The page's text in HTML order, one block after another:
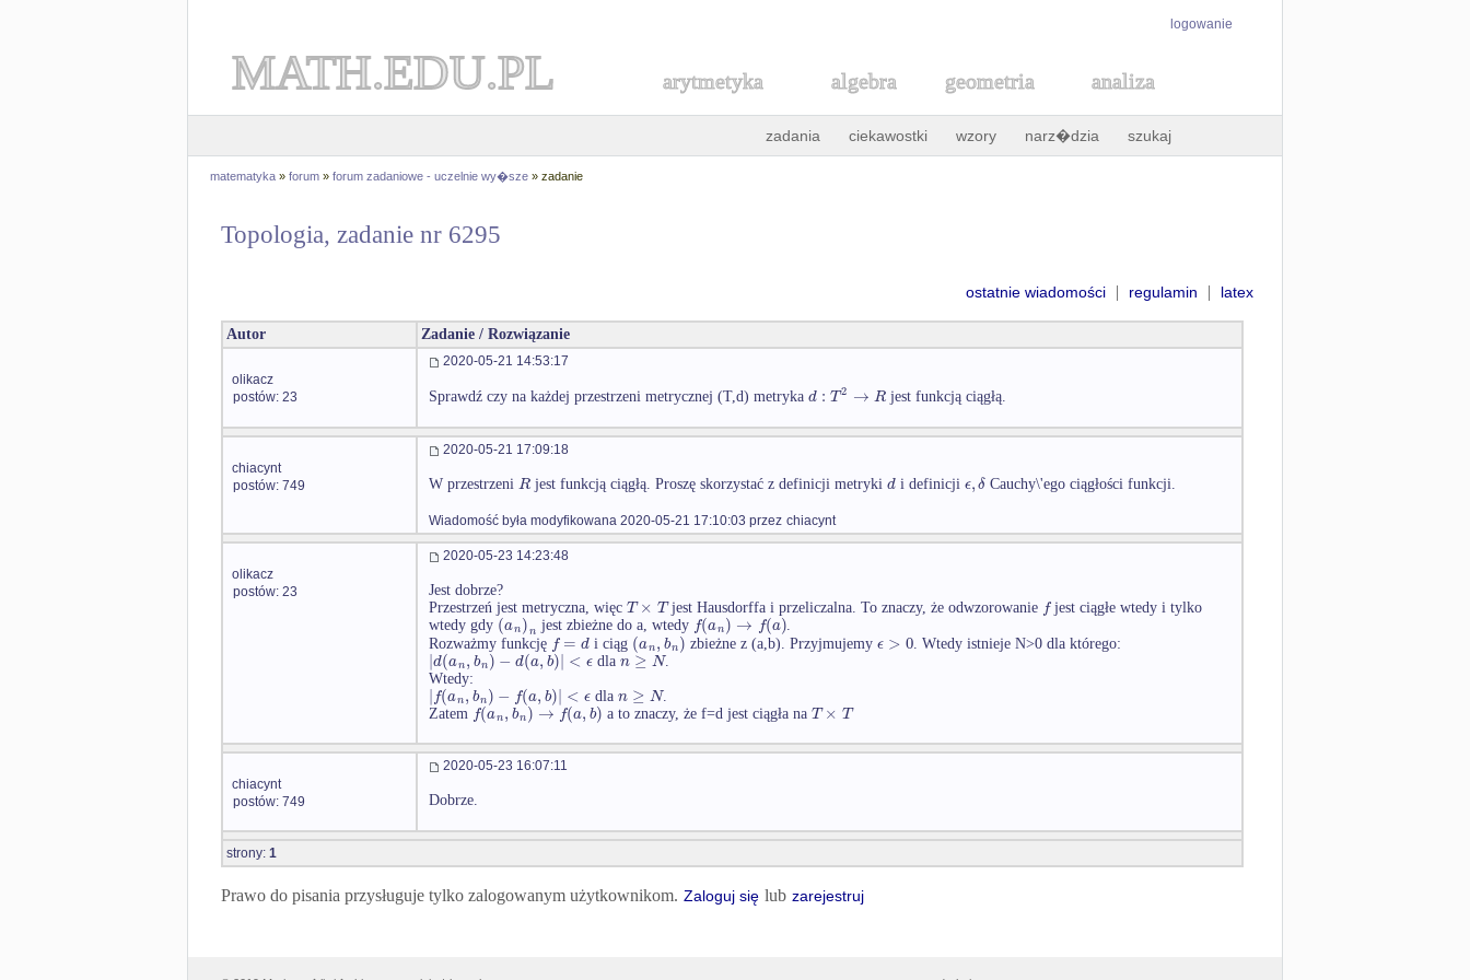
logowanie
MATH.EDU.PL arytmetyka algebra geometria analiza
zadania ciekawostki wzory narz�dzia szukaj
matematyka » forum » forum zadaniowe - uczelnie wy�sze » zadanie
Topologia, zadanie nr 6295
ostatnie wiadomości | regulamin | latex
Autor Zadanie / Rozwiązanie
olikacz
postów: 23
2020-05-21 14:53:17
Sprawdź czy na każdej przestrzeni metrycznej (T,d) metryka d : T2 → R jest funkcją ciągłą.
chiacynt
postów: 749
2020-05-21 17:09:18
W przestrzeni R jest funkcją ciągłą. Proszę skorzystać z definicji metryki di definicji ϵ,δCauchy\'ego ciągłości funkcji.
Wiadomość była modyfikowana 2020-05-21 17:10:03 przez chiacynt
olikacz
postów: 23
2020-05-23 14:23:48
Jest dobrze?
Przestrzeń jest metryczna, więc T × Tjest Hausdorffa i przeliczalna. To znaczy, że odwzorowanie fjest ciągłe wtedy i tylko
wtedy gdy (an)n jest zbieżne do a, wtedy f(an) → f(a).
Rozważmy funkcję f = d i ciąg (an,bn) zbieżne z (a,b). Przyjmujemyϵ > 0 . Wtedy istnieje N>0 dla którego:
|d(an,bn) − d(a,b)| < ϵ dlan ≥ N.
Wtedy:
|f(an,bn) − f(a,b)| < ϵ dlan ≥ N.
Zatem f(an,bn) →f(a,b) a to znaczy, że f=d jest ciągła naT × T
chiacynt
postów: 749
2020-05-23 16:07:11
Dobrze.
strony: 1
Prawo do pisania przysługuje tylko zalogowanym użytkownikom. Zaloguj się lub zarejestruj